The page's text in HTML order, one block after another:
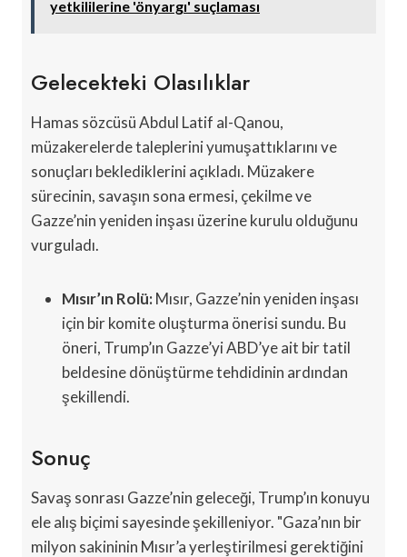
yetkililerine 'önyargı' suçlaması
Gelecekteki Olasılıklar
Hamas sözcüsü Abdul Latif al-Qanou,
müzakerelerde taleplerini yumuşattıklarını ve
sonuçları beklediklerini açıkladı. Müzakere
sürecinin, savaşın sona ermesi, çekilme ve
Gazze’nin yeniden inşası üzerine kurulu olduğunu
vurguladı.
Mısır’ın Rolü:Mısır, Gazze’nin yeniden inşası
için bir komite oluşturma önerisi sundu. Bu
öneri, Trump’ın Gazze’yi ABD’ye ait bir tatil
beldesine dönüştürme tehdidinin ardından
şekillendi.
Sonuç
Savaş sonrası Gazze’nin geleceği, Trump’ın konuyu
ele alış biçimi sayesinde şekilleniyor. "Gaza’nın bir
milyon sakininin Mısır’a yerleştirilmesi gerektiğini